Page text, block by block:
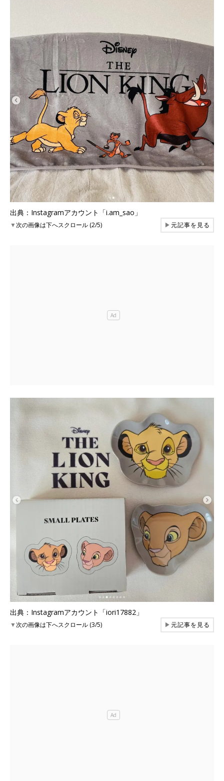
出典：Instagramアカウント「i.am_sao」
▼次の画像は下へスクロール (2/5) ▶元記事を見る
出典：Instagramアカウント「iori17882」
▼次の画像は下へスクロール (3/5) ▶元記事を見る